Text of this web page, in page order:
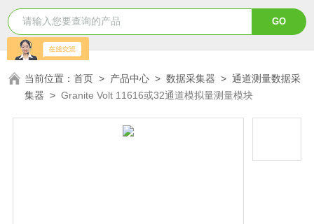
当前位置：首页 > 产品中心 >数据采集器 >通道测量数据采
集器 >Granite Volt 11616或32通道模拟量测量模块